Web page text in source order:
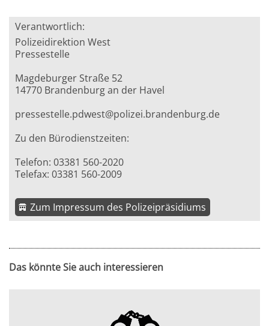
Verantwortlich:
Polizeidirektion West
Pressestelle
Magdeburger Straße 52
14770 Brandenburg an der Havel
pressestelle.pdwest@polizei.brandenburg.de
Zu den Bürodienstzeiten:
Telefon: 03381 560-2020
Telefax: 03381 560-2009
Zum Impressum des Polizeipräsidiums
Das könnte Sie auch interessieren